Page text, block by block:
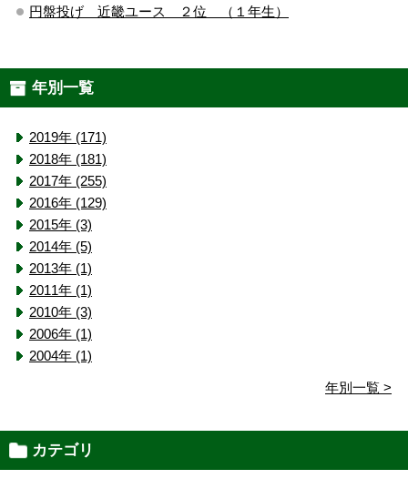
円盤投げ 近畿ユース ２位 （１年生）
年別一覧
2019年 (171)
2018年 (181)
2017年 (255)
2016年 (129)
2015年 (3)
2014年 (5)
2013年 (1)
2011年 (1)
2010年 (3)
2006年 (1)
2004年 (1)
年別一覧 >
カテゴリ